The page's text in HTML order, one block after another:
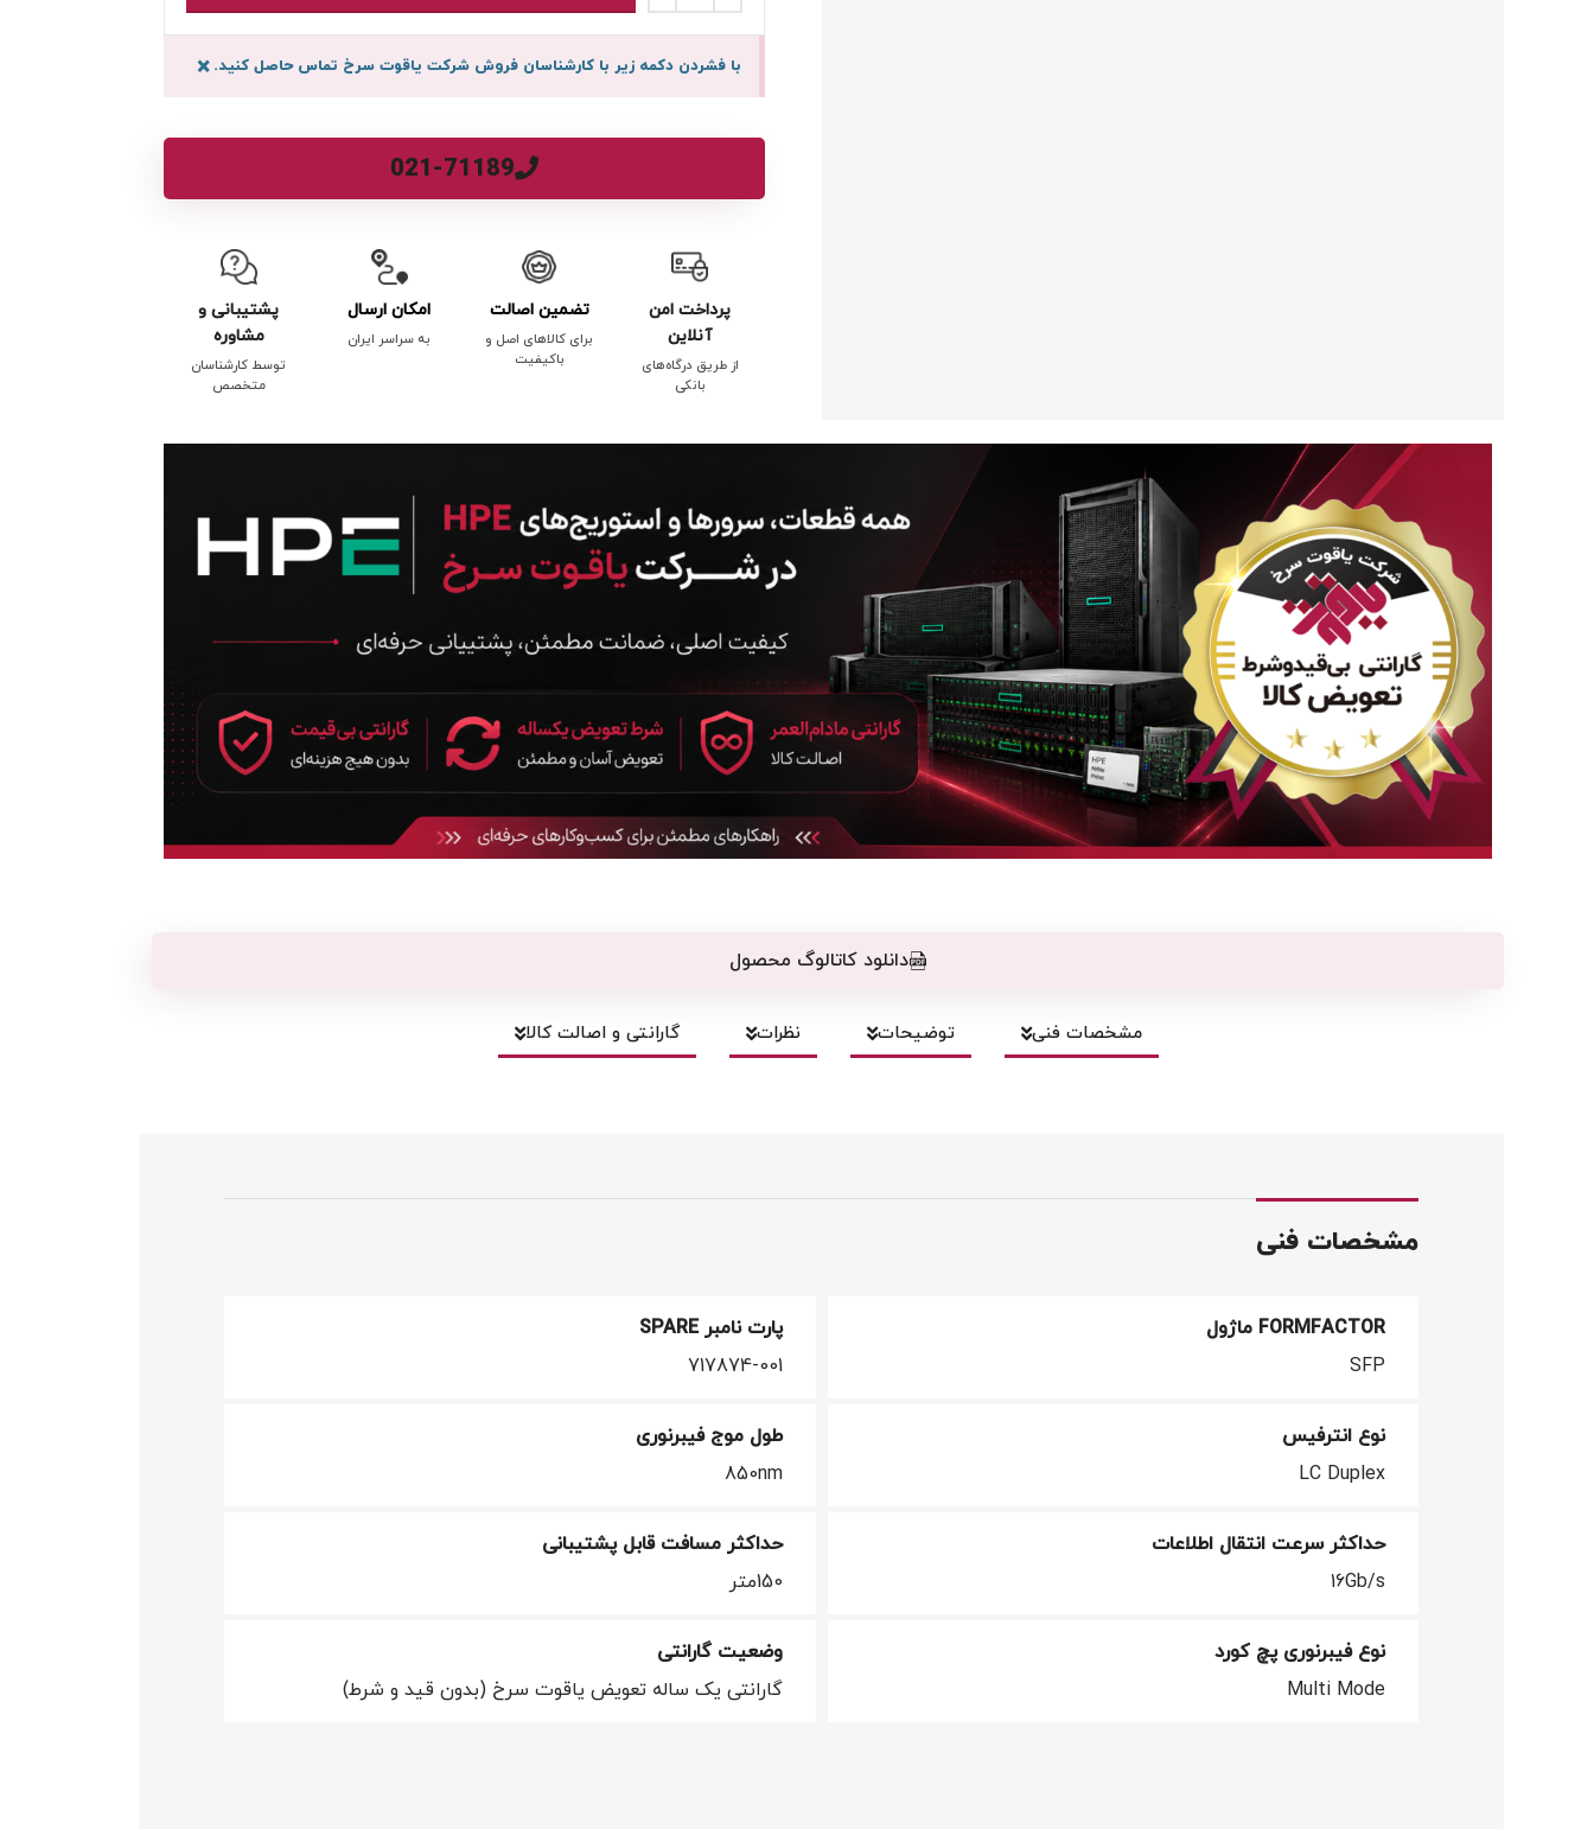
با فشردن دکمه زیر با کارشناسان فروش شرکت یاقوت سرخ تماس حاصل کنید.×
021-71189
پرداخت امن
آنلاین
از طریق درگاه‌های
بانکی
تضمین اصالت
برای کالاهای اصل و
باکیفیت
امکان ارسال
به سراسر ایران
پشتیبانی و
مشاوره
توسط کارشناسان
متخصص
دانلود کاتالوگ محصول
مشخصات فنی توضیحات نظرات گارانتی و اصالت کالا
مشخصات فنی
FORMFACTOR ماژول
SFP
پارت نامبر SPARE
717874-001
نوع انترفیس
LC Duplex
طول موج فیبرنوری
850nm
حداکثر سرعت انتقال اطلاعات
16Gb/s
حداکثر مسافت قابل پشتیبانی
150متر
نوع فیبرنوری پچ کورد
Multi Mode
وضعیت گارانتی
گارانتی یک ساله تعویض یاقوت سرخ (بدون قید و شرط)